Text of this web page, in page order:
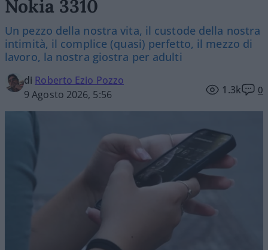
Nokia 3310
Un pezzo della nostra vita, il custode della nostra
intimità, il complice (quasi) perfetto, il mezzo di
lavoro, la nostra giostra per adulti
di Roberto Ezio Pozzo
9 Agosto 2026, 5:56
1.3k 0